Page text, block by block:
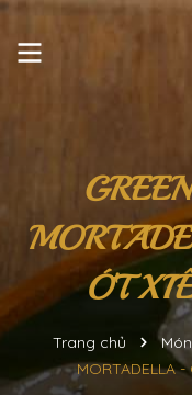
ỚT
Trang chủ
MORTADELLA -